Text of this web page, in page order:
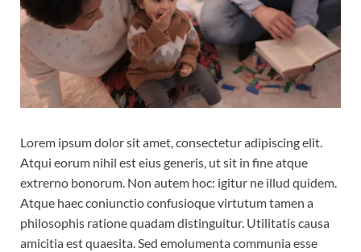
Lorem ipsum dolor sit amet, consectetur adipiscing elit.
Atqui eorum nihil est eius generis, ut sit in fine atque
extrerno bonorum. Non autem hoc: igitur ne illud quidem.
Atque haec coniunctio confusioque virtutum tamen a
philosophis ratione quadam distinguitur. Utilitatis causa
amicitia est quaesita. Sed emolumenta communia esse